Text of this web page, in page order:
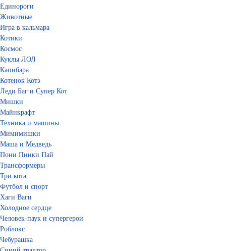
Единороги
Животные
Игра в кальмара
Котики
Космос
Куклы ЛОЛ
Капибара
Котенок Котэ
Леди Баг и Супер Кот
Мишки
Майнкрафт
Техника и машины
Мимимишки
Маша и Медведь
Пони Пинки Пай
Трансформеры
Три кота
Футбол и спорт
Хаги Ваги
Холодное сердце
Человек-паук и супергерои
Роблокс
Чебурашка